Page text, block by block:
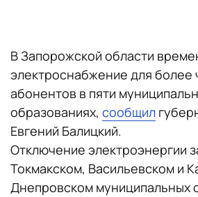
В Запорожской области
электроснабжение для более
абонентов в пяти
образованиях, сообщил
Евгений Балицкий.
Отключение электроэнергии
Токмакском, Васильевском и
Днепровском муниципальных